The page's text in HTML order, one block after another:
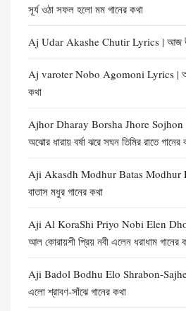
সূর্য ওঠা সফল হলো মম গানের কথা
Aj Udar Akashe Chutir Lyrics | আজ
Aj varoter Nobo Agomoni Lyrics | আজ
কথা
Ajhor Dharay Borsha Jhore
অঝোর ধারায় বর্ষা ঝরে সঘন তিমির রাতে গানের
Aji Akasdh Modhur Batas Modhur
বাতাস মধুর গানের কথা
Aji Al KoraShi Priyo Nobi Elen
আল কোরায়শী প্রিয় নবী এলেন ধরাধাম গানের
Aji Badol Bodhu Elo Shrabon-
এলো শ্রাবণ-সাঁঝে গানের কথা